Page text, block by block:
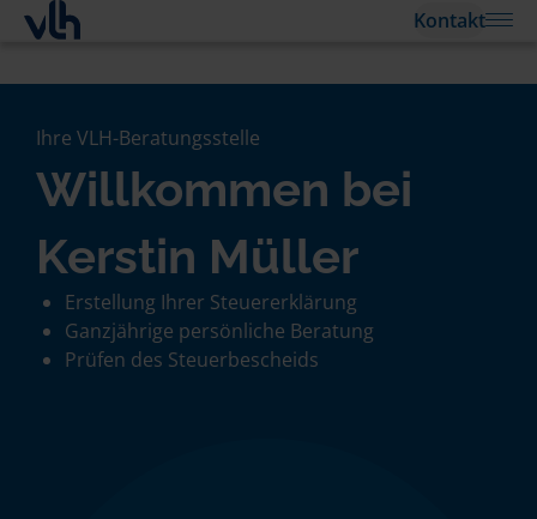
Kontakt
Ihre VLH-Beratungsstelle
Willkommen bei
Kerstin Müller
Erstellung Ihrer Steuererklärung
Ganzjährige persönliche Beratung
Prüfen des Steuerbescheids